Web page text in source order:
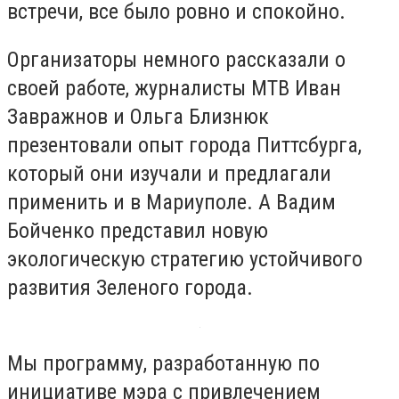
встречи, все было ровно и спокойно.
Организаторы немного рассказали о
своей работе, журналисты МТВ Иван
Завражнов и Ольга Близнюк
презентовали опыт города Питтсбурга,
который они изучали и предлагали
применить и в Мариуполе. А Вадим
Бойченко представил новую
экологическую стратегию устойчивого
развития Зеленого города.
Мы программу, разработанную по
инициативе мэра с привлечением